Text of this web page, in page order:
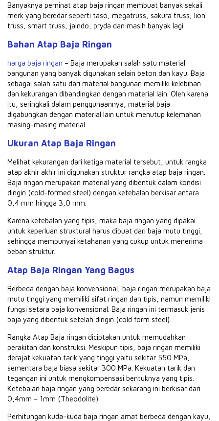
Banyaknya peminat atap baja ringan membuat banyak sekali
merk yang beredar seperti taso, megatruss, sakura truss, lion
truss, smart truss, jaindo, pryda dan masih banyak lagi.
Bahan Atap Baja Ringan
harga baja ringan – Baja merupakan salah satu material
bangunan yang banyak digunakan selain beton dan kayu. Baja
sebagai salah satu dari material bangunan memiliki kelebihan
dan kekurangan dibandingkan dengan material lain. Oleh karena
itu, seringkali dalam penggunaannya, material baja
digabungkan dengan material lain untuk menutup kelemahan
masing-masing material.
Ukuran Atap Baja Ringan
Melihat kekurangan dari ketiga material tersebut, untuk rangka
atap akhir akhir ini digunakan struktur rangka atap baja ringan.
Baja ringan merupakan material yang dibentuk dalam kondisi
dingin (cold-formed steel) dengan ketebalan berkisar antara
0,4 mm hingga 3,0 mm.
Karena ketebalan yang tipis, maka baja ringan yang dipakai
untuk keperluan struktural harus dibuat dari baja mutu tinggi,
sehingga mempunyai ketahanan yang cukup untuk menerima
beban struktur.
Atap Baja Ringan Yang Bagus
Berbeda dengan baja konvensional, baja ringan merupakan baja
mutu tinggi yang memiliki sifat ringan dan tipis, namun memiliki
fungsi setara baja konvensional. Baja ringan ini termasuk jenis
baja yang dibentuk setelah dingin (cold form steel).
Rangka Atap Baja ringan diciptakan untuk memudahkan
perakitan dan konstruksi. Meskipun tipis, baja ringan memiliki
derajat kekuatan tarik yang tinggi yaitu sekitar 550 MPa,
sementara baja biasa sekitar 300 MPa. Kekuatan tarik dan
tegangan ini untuk mengkompensasi bentuknya yang tipis.
Ketebalan baja ringan yang beredar sekarang ini berkisar dari
0,4mm – 1mm (Theodolite).
Perhitungan kuda-kuda baja ringan amat berbeda dengan kayu,